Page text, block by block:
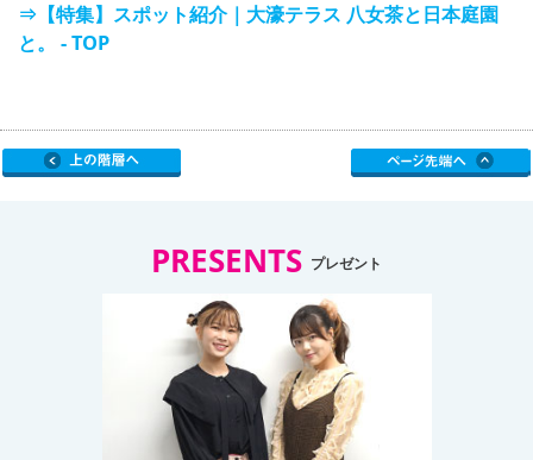
⇒【特集】スポット紹介｜大濠テラス 八女茶と日本庭園
と。 - TOP
PRESENTS プレゼント